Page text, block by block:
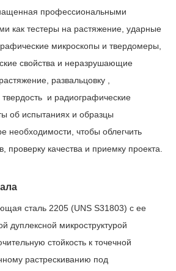
профессиональными
как тестеры на растяжение, ударные
микроскопы и твердомеры,
свойства и неразрушающие
развальцовку
и радиографические
об испытаниях и образцы
необходимости, чтобы облегчить
проверку качества и приемку проекта.
сталь 2205 (UNS S31803) с ее
дуплексной микроструктурой
стойкость к точечной
растрескиванию под